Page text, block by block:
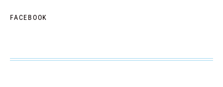
FACEBOOK